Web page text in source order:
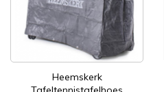
Heemskerk